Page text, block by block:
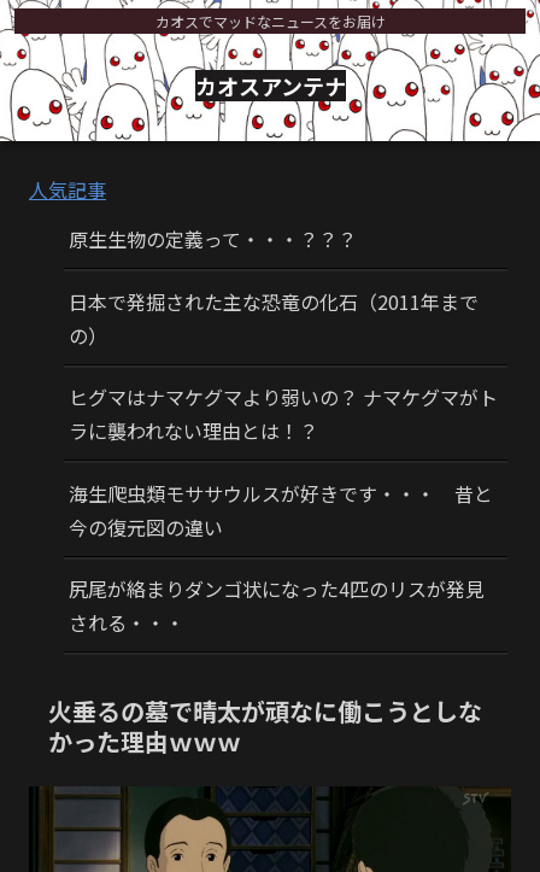
カオスでマッドなニュースをお届け
カオスアンテナ
人気記事
原生生物の定義って・・・？？？
日本で発掘された主な恐竜の化石（2011年まで
の）
ヒグマはナマケグマより弱いの？ ナマケグマがト
ラに襲われない理由とは！？
海生爬虫類モササウルスが好きです・・・ 昔と
今の復元図の違い
尻尾が絡まりダンゴ状になった4匹のリスが発見
される・・・
火垂るの墓で晴太が頑なに働こうとしな
かった理由ｗｗｗ